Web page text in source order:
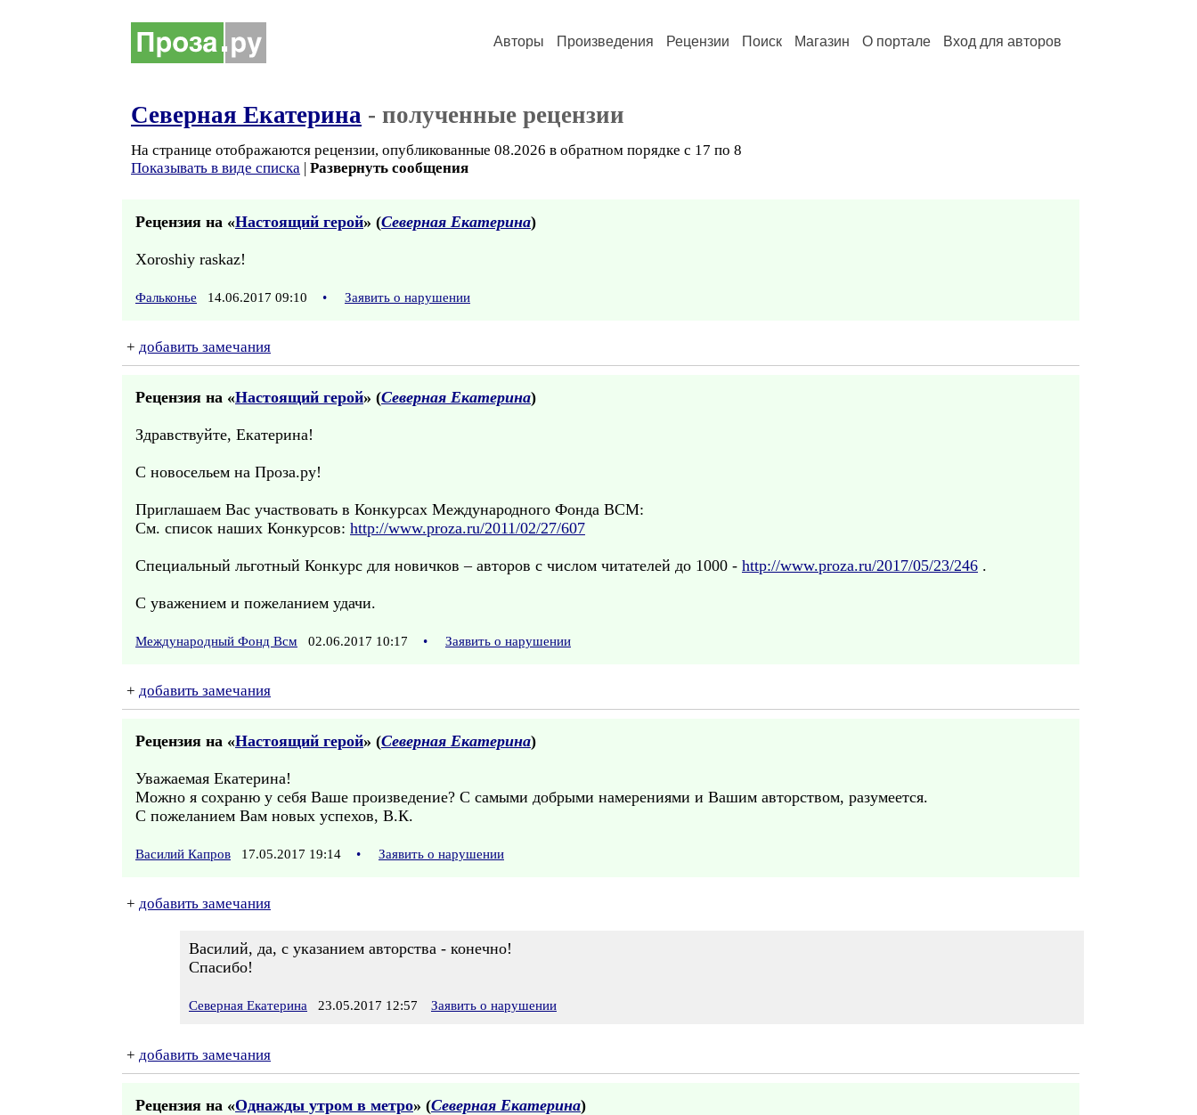
Авторы Произведения Рецензии Поиск Магазин О портале Вход для авторов
Северная Екатерина - полученные рецензии
На странице отображаются рецензии, опубликованные 08.2026 в обратном порядке с 17 по 8
Показывать в виде списка | Развернуть сообщения
Рецензия на «Настоящий герой» (Северная Екатерина)
Xoroshiy raskaz!
Фальконье 14.06.2017 09:10 • Заявить о нарушении
+ добавить замечания
Рецензия на «Настоящий герой» (Северная Екатерина)
Здравствуйте, Екатерина!
С новосельем на Проза.ру!
Приглашаем Вас участвовать в Конкурсах Международного Фонда ВСМ:
См. список наших Конкурсов: http://www.proza.ru/2011/02/27/607
Специальный льготный Конкурс для новичков – авторов с числом читателей до 1000 - http://www.proza.ru/2017/05/23/246 .
С уважением и пожеланием удачи.
Международный Фонд Всм 02.06.2017 10:17 • Заявить о нарушении
+ добавить замечания
Рецензия на «Настоящий герой» (Северная Екатерина)
Уважаемая Екатерина!
Можно я сохраню у себя Ваше произведение? С самыми добрыми намерениями и Вашим авторством, разумеется.
С пожеланием Вам новых успехов, В.К.
Василий Капров 17.05.2017 19:14 • Заявить о нарушении
+ добавить замечания
Василий, да, с указанием авторства - конечно!
Спасибо!
Северная Екатерина 23.05.2017 12:57 Заявить о нарушении
+ добавить замечания
Рецензия на «Однажды утром в метро» (Северная Екатерина)